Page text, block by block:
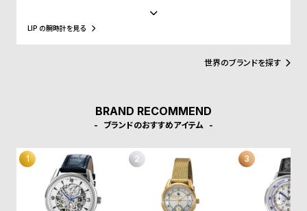
領、マクロン大統領に愛用され、英国のチャーチル元首相、米国の
アイゼンハウワー元大統領、クリントン元大統領にも贈呈されるな
ど、現在に至るまで多くの著名人にも愛されています。
LIP の腕時計を見る
世界のブランドを探す
BRAND RECOMMEND
ブランドのおすすめアイテム